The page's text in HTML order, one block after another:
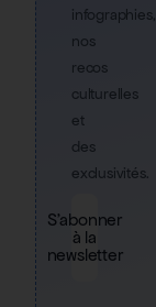
infographies,
nos
recos
culturelles
et
des
exclusivités.
S'abonner
à la
newsletter